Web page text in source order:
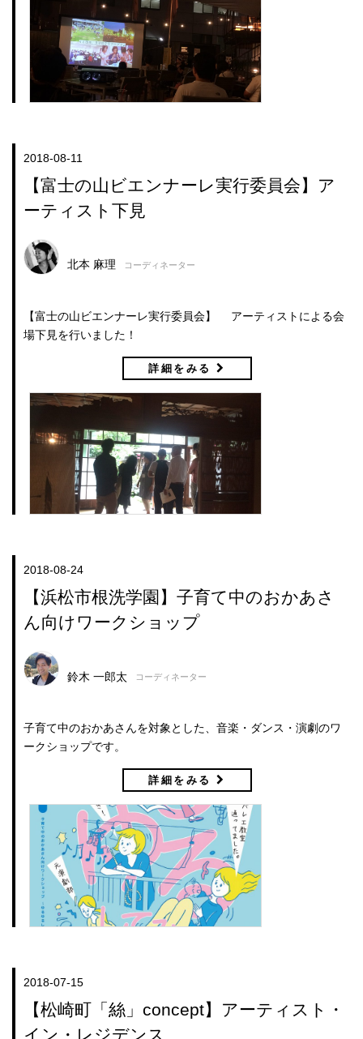
2018-08-11
【富士の山ビエンナーレ実行委員会】ア
ーティスト下見
北本 麻理 コーディネーター
【富士の山ビエンナーレ実行委員会】 アーティストによる会
場下見を行いました！
詳細をみる
2018-08-24
【浜松市根洗学園】子育て中のおかあさ
ん向けワークショップ
鈴木 一郎太 コーディネーター
子育て中のおかあさんを対象とした、音楽・ダンス・演劇のワ
ークショップです。
詳細をみる
2018-07-15
【松崎町「絲」concept】アーティスト・
イン・レジデンス